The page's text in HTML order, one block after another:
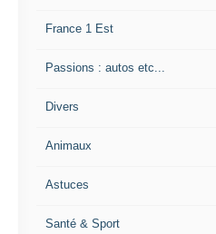
France 1 Est
Passions : autos etc...
Divers
Animaux
Astuces
Santé & Sport